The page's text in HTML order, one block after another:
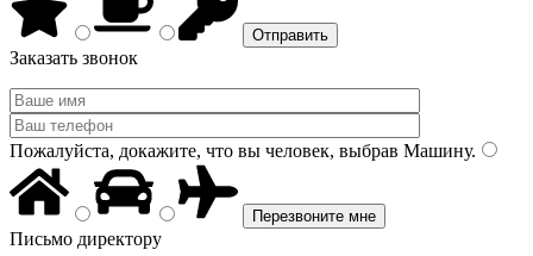
Заказать звонок
Пожалуйста, докажите, что вы человек, выбрав Машину.
Письмо директору